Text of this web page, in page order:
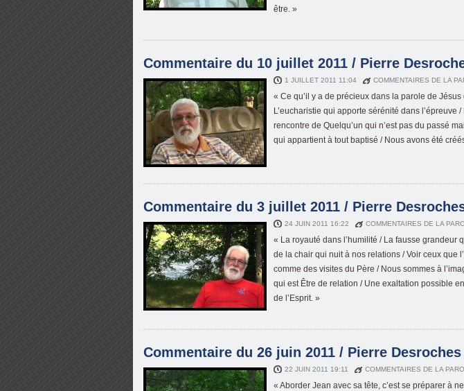
être. »
Commentaire du 10 juillet 2011 / Pierre
1 JUILLET 2011 11:04 COMMENTAIRES DE LA
« Ce qu’il y a de précieux dans la parole de Jésus
L’eucharistie qui apporte sérénité dans l’épreuve /
rencontre de Quelqu’un qui n’est pas du passé
qui appartient à tout baptisé / Nous avons été
Commentaire du 3 juillet 2011 / Pierre
24 JUIN 2011 16:22 COMMENTAIRES DE LA
« La royauté dans l’humilité / La fausse grandeur
de la chair qui nuit à nos relations / Voir ceux que
comme des visites du Père / Nous sommes à
qui est Être de relation / Une exaltation possible
de l’Esprit. »
Commentaire du 26 juin 2011 / Pierre Desroches
22 JUIN 2011 19:11 COMMENTAIRES DE LA
« Aborder Jean avec sa tête, c’est se préparer à